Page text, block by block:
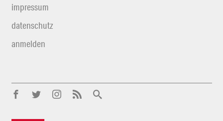
impressum
datenschutz
anmelden